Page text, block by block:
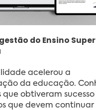
do Ensino
acelerou a
da educação.
que obtiveram sucesso
que devem continuar